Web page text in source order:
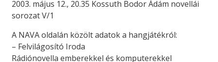
2003. május 12., 20.35 Kossuth Bodor Ádám novellái
sorozat V/1
A NAVA oldalán közölt adatok a hangjátékról:
– Felvilágosító Iroda
Rádiónovella emberekkel és komputerekkel